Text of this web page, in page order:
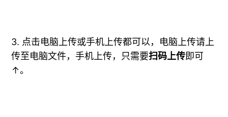
3. 点击电脑上传或手机上传都可以，电脑上传请上
传至电脑文件，手机上传，只需要扫码上传即可
↑。